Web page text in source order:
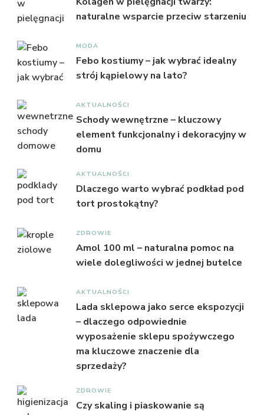
naturalne wsparcie przeciw starzeniu
MODA
Febo kostiumy – jak wybrać idealny
strój kąpielowy na lato?
AKTUALNOŚCI
Schody wewnętrzne – kluczowy
element funkcjonalny i dekoracyjny w
domu
AKTUALNOŚCI
Dlaczego warto wybrać podkład pod
tort prostokątny?
ZDROWIE
Amol 100 ml – naturalna pomoc na
wiele dolegliwości w jednej butelce
AKTUALNOŚCI
Lada sklepowa jako serce ekspozycji
– dlaczego odpowiednie
wyposażenie sklepu spożywczego
ma kluczowe znaczenie dla
sprzedaży?
ZDROWIE
Czy skaling i piaskowanie są